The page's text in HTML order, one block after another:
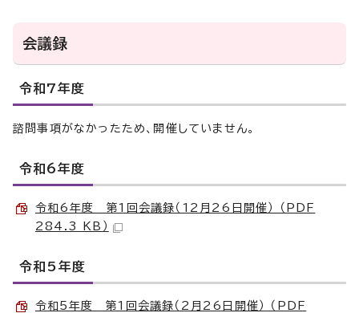
会議録
令和7年度
諮問事項がなかったため、開催していません。
令和6年度
令和6年度 第1回会議録（12月26日開催） （PDF
284.3 KB）
令和5年度
令和5年度 第1回会議録（2月26日開催） （PDF